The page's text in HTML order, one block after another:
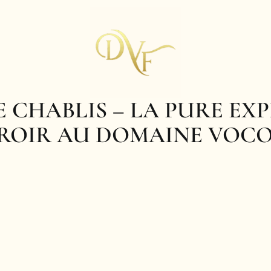
CHABLIS – LA PURE
AU DOMAINE